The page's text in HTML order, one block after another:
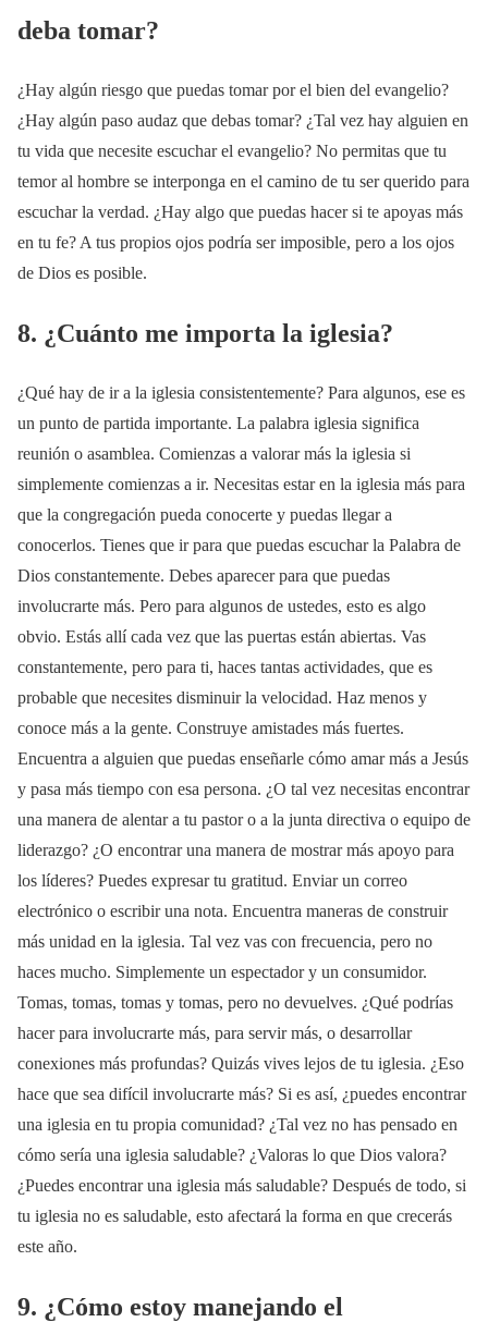
deba tomar?
¿Hay algún riesgo que puedas tomar por el bien del evangelio?
¿Hay algún paso audaz que debas tomar? ¿Tal vez hay alguien en
tu vida que necesite escuchar el evangelio? No permitas que tu
temor al hombre se interponga en el camino de tu ser querido para
escuchar la verdad. ¿Hay algo que puedas hacer si te apoyas más
en tu fe? A tus propios ojos podría ser imposible, pero a los ojos
de Dios es posible.
8. ¿Cuánto me importa la iglesia?
¿Qué hay de ir a la iglesia consistentemente? Para algunos, ese es
un punto de partida importante. La palabra iglesia significa
reunión o asamblea. Comienzas a valorar más la iglesia si
simplemente comienzas a ir. Necesitas estar en la iglesia más para
que la congregación pueda conocerte y puedas llegar a
conocerlos. Tienes que ir para que puedas escuchar la Palabra de
Dios constantemente. Debes aparecer para que puedas
involucrarte más. Pero para algunos de ustedes, esto es algo
obvio. Estás allí cada vez que las puertas están abiertas. Vas
constantemente, pero para ti, haces tantas actividades, que es
probable que necesites disminuir la velocidad. Haz menos y
conoce más a la gente. Construye amistades más fuertes.
Encuentra a alguien que puedas enseñarle cómo amar más a Jesús
y pasa más tiempo con esa persona. ¿O tal vez necesitas encontrar
una manera de alentar a tu pastor o a la junta directiva o equipo de
liderazgo? ¿O encontrar una manera de mostrar más apoyo para
los líderes? Puedes expresar tu gratitud. Enviar un correo
electrónico o escribir una nota. Encuentra maneras de construir
más unidad en la iglesia. Tal vez vas con frecuencia, pero no
haces mucho. Simplemente un espectador y un consumidor.
Tomas, tomas, tomas y tomas, pero no devuelves. ¿Qué podrías
hacer para involucrarte más, para servir más, o desarrollar
conexiones más profundas? Quizás vives lejos de tu iglesia. ¿Eso
hace que sea difícil involucrarte más? Si es así, ¿puedes encontrar
una iglesia en tu propia comunidad? ¿Tal vez no has pensado en
cómo sería una iglesia saludable? ¿Valoras lo que Dios valora?
¿Puedes encontrar una iglesia más saludable? Después de todo, si
tu iglesia no es saludable, esto afectará la forma en que crecerás
este año.
9. ¿Cómo estoy manejando el